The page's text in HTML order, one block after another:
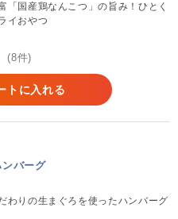
「国産鶏なんこつ」の旨み！ひとく
イおやつ
(8件)
トに入れる
バーグ
わりの生まぐろを使ったハンバーグ